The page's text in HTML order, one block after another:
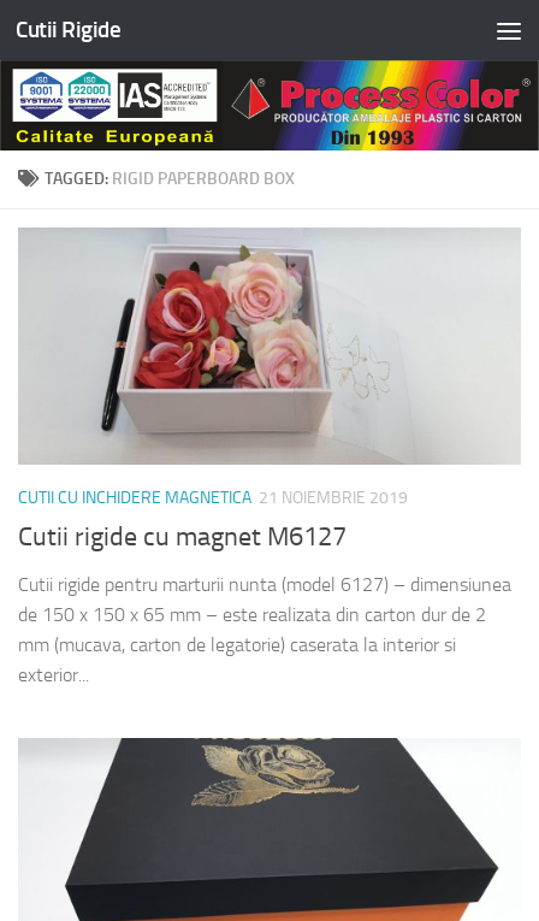
Skip to content
Cutii Rigide
TAGGED: RIGID PAPERBOARD BOX
CUTII CU INCHIDERE MAGNETICA 21 NOIEMBRIE 2019
Cutii rigide cu magnet M6127
Cutii rigide pentru marturii nunta (model 6127) – dimensiunea
de 150 x 150 x 65 mm – este realizata din carton dur de 2
mm (mucava, carton de legatorie) caserata la interior si
exterior...